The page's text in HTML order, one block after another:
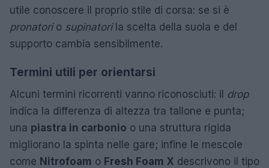
utile conoscere il proprio stile di corsa: se si è
pronatorio supinatorila scelta della suola e del
supporto cambia sensibilmente.
Termini utili per orientarsi
Alcuni termini ricorrenti vanno riconosciuti: il drop
indica la differenza di altezza tra tallone e punta;
una piastra in carbonio o una struttura rigida
migliorano la spinta nelle gare; infine le mescole
come Nitrofoam o Fresh Foam X descrivono il tipo